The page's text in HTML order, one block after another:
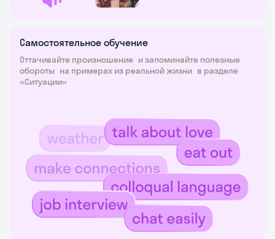
Самостоятельное обучение
Оттачивайте произношение и запоминайте полезные
обороты на примерах из реальной жизни в разделе
«Ситуации»